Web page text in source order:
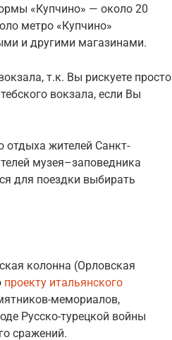
«Купчино» — около 20
метро «Купчино»
и другими магазинами.
т.к. Вы рискуете просто
вокзала, если Вы
отдыха жителей Санкт-
музея–заповедника
для поездки выбирать
колонна (Орловская
проекту итальянского
мемориалов,
Русско-турецкой войны
сражений.